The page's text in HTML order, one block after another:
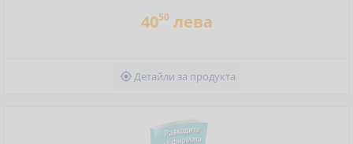
4050лева
Детайли за продукта